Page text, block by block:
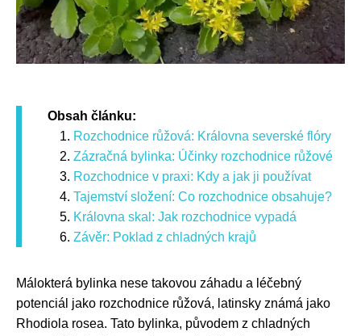
Obsah článku:
Rozchodnice růžová: Královna severské flóry
Zázračná bylinka: Účinky rozchodnice růžové
Rozchodnice v praxi: Kdy a jak ji používat
Tajemství složení: Co rozchodnice obsahuje?
Královna skal: Jak rozchodnice vypadá
Závěr: Poklad z chladných krajů
Málokterá bylinka nese takovou záhadu a léčebný
potenciál jako rozchodnice růžová, latinsky známá jako
Rhodiola rosea. Tato bylinka, původem z chladných